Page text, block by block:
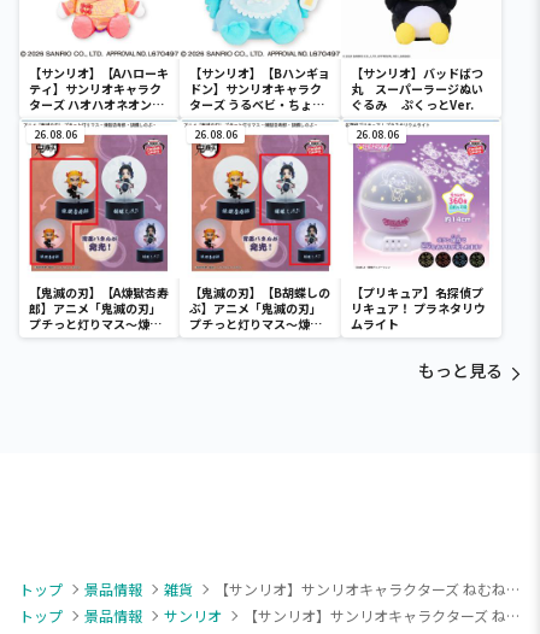
【サンリオ】【Aハローキ
ティ】サンリオキャラク
ターズ ハオハオネオンタ
ウンドールBIGタイプ1
【サンリオ】【Bハンギョ
ドン】サンリオキャラク
ターズ うるベビ・ちょい
デカドール
【サンリオ】バッドばつ
丸 スーパーラージぬい
ぐるみ ぷくっとVer.
26.08.06
【鬼滅の刃】【A煉獄杏寿
郎】アニメ「鬼滅の刃」
プチっと灯りマス～煉獄
杏寿郎・胡蝶しのぶ～
26.08.06
【鬼滅の刃】【B胡蝶しの
ぶ】アニメ「鬼滅の刃」
プチっと灯りマス～煉獄
杏寿郎・胡蝶しのぶ～
26.08.06
【プリキュア】名探偵プ
リキュア！ プラネタリウ
ムライト
もっと見る
トップ 景品情報 雑貨
【サンリオ】サンリオキャラクターズ ねむねむどり～みんぐ壁掛けクロック
トップ
景品情報 サンリオ 【サンリオ】サンリオキャラクターズ ねむねむどり～みんぐ壁掛けクロック